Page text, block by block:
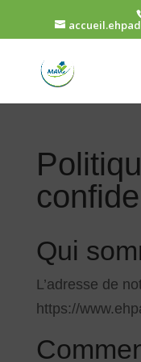
Qui
L’adresse de
https://